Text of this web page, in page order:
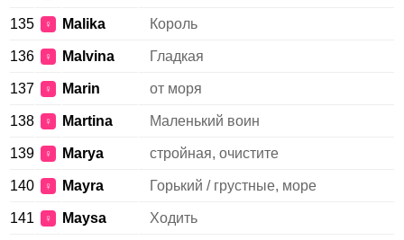
135 ♀ Malika Король
136 ♀ Malvina Гладкая
137 ♀ Marin от моря
138 ♀ Martina Маленький воин
139 ♀ Marya стройная, очистите
140 ♀ Mayra Горький / грустные, море
141 ♀ Maysa Ходить